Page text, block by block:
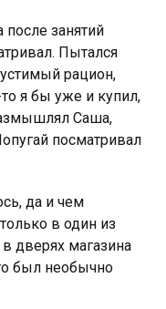
занятий
Пытался
рацион,
я бы уже и кyпил,
Саша,
посматривал
да и чем
в один из
дверях магазина
был необычно